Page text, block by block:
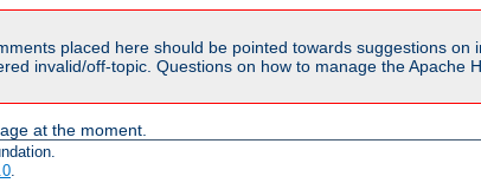
placed here should be pointed towards suggestions
invalid/off-topic. Questions on how to manage the
at the moment.
.